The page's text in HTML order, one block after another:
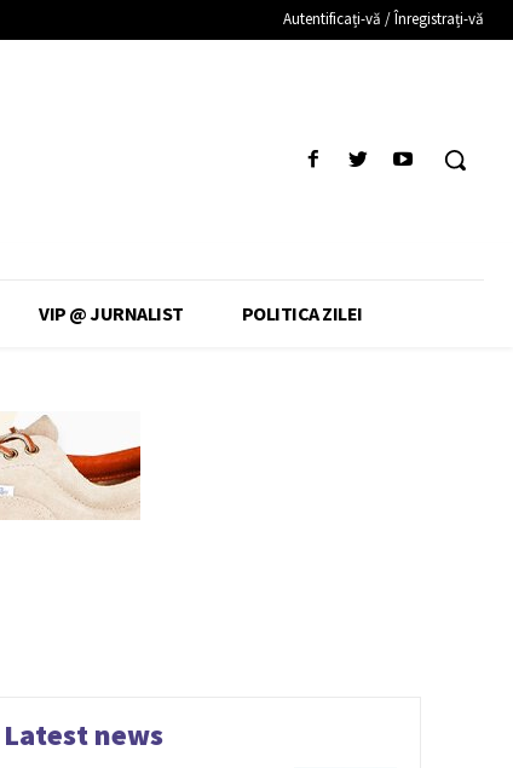
Autentificați-vă / Înregistrați-vă
VIP @ JURNALIST POLITICA ZILEI
Latest news